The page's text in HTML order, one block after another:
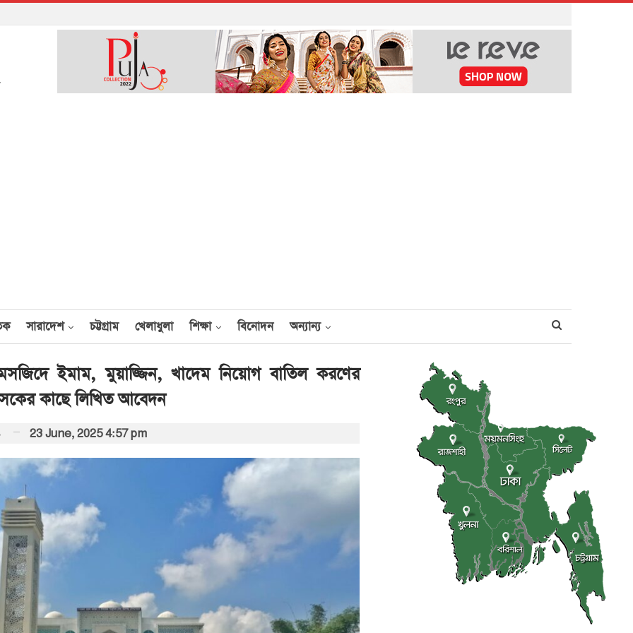
সারাদেশ চট্টগ্রাম খেলাধুলা শিক্ষা বিনোদন অন্যান্য
ইমাম, মুয়াজ্জিন, খাদেম নিয়োগ বাতিল করণের
কাছে লিখিত আবেদন
23 June, 2025 4:57 pm
হিজবুল্লাহ
সময়ের
উপস্থাপন
সঙ্গে সৌদি